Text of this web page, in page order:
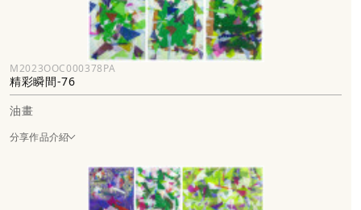
M2023OOC000378PA
精彩瞬間-76
油畫
分享作品介紹